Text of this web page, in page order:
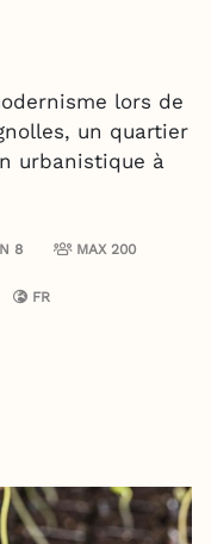
lors de
un quartier
urbanistique à
8 MAX 200
FR